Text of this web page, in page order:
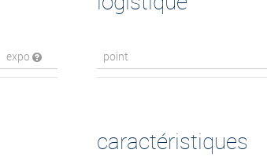
expo point
caractéristiques